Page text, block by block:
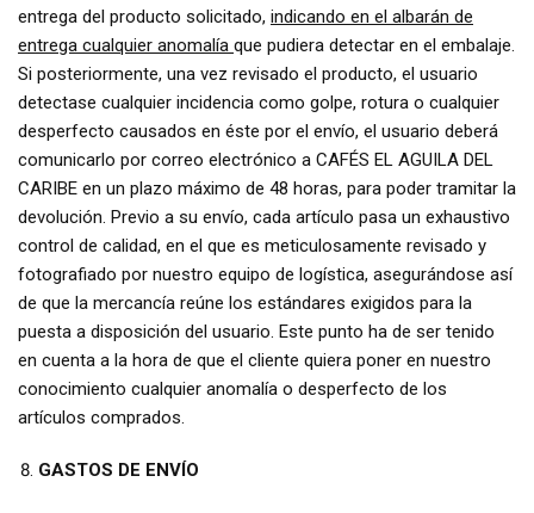
entrega del producto solicitado, indicando en el albarán de
entrega cualquier anomalía que pudiera detectar en el embalaje.
Si posteriormente, una vez revisado el producto, el usuario
detectase cualquier incidencia como golpe, rotura o cualquier
desperfecto causados en éste por el envío, el usuario deberá
comunicarlo por correo electrónico a CAFÉS EL AGUILA DEL
CARIBE en un plazo máximo de 48 horas, para poder tramitar la
devolución. Previo a su envío, cada artículo pasa un exhaustivo
control de calidad, en el que es meticulosamente revisado y
fotografiado por nuestro equipo de logística, asegurándose así
de que la mercancía reúne los estándares exigidos para la
puesta a disposición del usuario. Este punto ha de ser tenido
en cuenta a la hora de que el cliente quiera poner en nuestro
conocimiento cualquier anomalía o desperfecto de los
artículos comprados.
GASTOS DE ENVÍO